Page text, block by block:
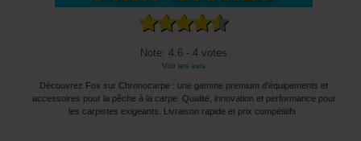
Note: 4.6 - 4 votes
Voir les avis
Découvrez Fox sur Chronocarpe : une gamme premium d'équipements et
accessoires pour la pêche à la carpe. Qualité, innovation et performance pour
les carpistes exigeants. Livraison rapide et prix compétitifs.